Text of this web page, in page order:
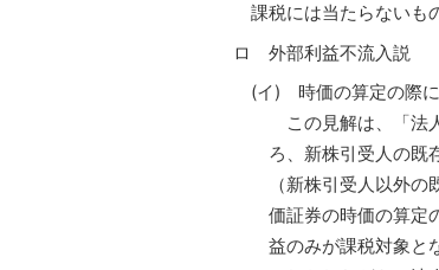
課税には当たらないも
ロ 外部利益不流入説
(イ) 時価の算定の際
この見解は、「法
ろ、新株引受人の既
（新株引受人以外
価証券の時価の算定
益のみが課税対象と